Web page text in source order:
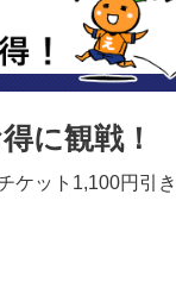
に観戦！
ケット1,100円引